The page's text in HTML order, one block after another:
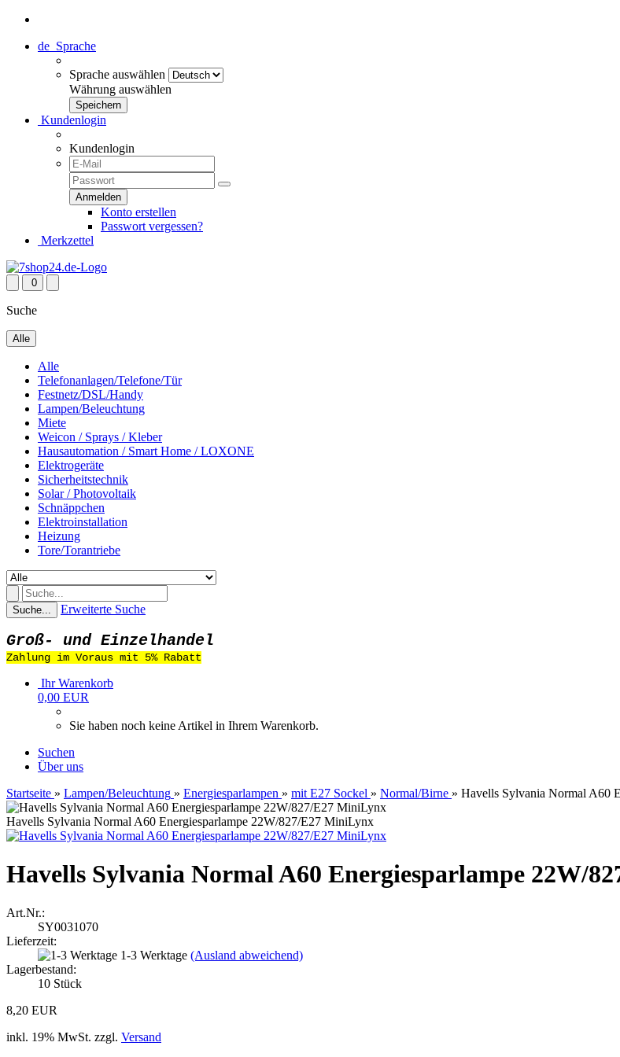
de Sprache
Sprache auswählen
Währung auswählen
Kundenlogin
Kundenlogin
Konto erstellen
Passwort vergessen?
Merkzettel
0
Suche
Alle
Alle
Telefonanlagen/Telefone/Tür
Festnetz/DSL/Handy
Lampen/Beleuchtung
Miete
Weicon / Sprays / Kleber
Hausautomation / Smart Home / LOXONE
Elektrogeräte
Sicherheitstechnik
Solar / Photovoltaik
Schnäppchen
Elektroinstallation
Heizung
Tore/Torantriebe
Suche... Erweiterte Suche
Groß- und Einzelhandel
Zahlung im Voraus mit 5% Rabatt
Ihr Warenkorb
0,00 EUR
Sie haben noch keine Artikel in Ihrem Warenkorb.
Suchen
Über uns
Startseite » Lampen/Beleuchtung » Energiesparlampen » mit E27 Sockel » Normal/Birne » Havells Sylvania Normal A60
Havells Sylvania Normal A60 Energiesparlampe 22W/827/E27 MiniLynx
Havells Sylvania Normal A60 Energiesparlampe 22W/
Art.Nr.:
SY0031070
Lieferzeit:
1-3 Werktage (Ausland abweichend)
Lagerbestand:
10 Stück
8,20 EUR
inkl. 19% MwSt. zzgl. Versand